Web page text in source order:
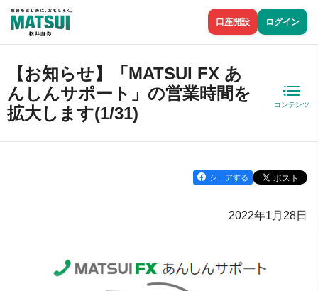
口座開設 ログイン
【お知らせ】「MATSUI FX あ
んしんサポート」の営業時間を
拡大します(1/31)
コンテンツ
シェアする
2022年1月28日